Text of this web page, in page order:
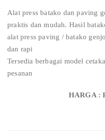
Alat press batako dan paving
praktis dan mudah. Hasil
alat press paving / batako
dan rapi
Tersedia berbagai model
pesanan
HARGA :